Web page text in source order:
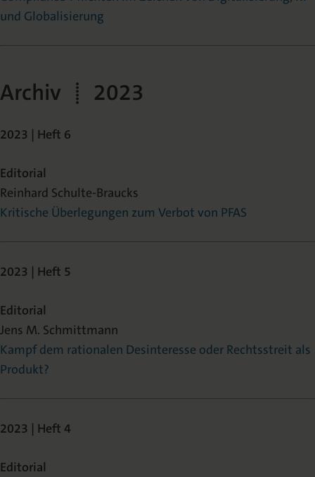
und Globalisierung
Archiv | 2023
2023 | Heft 6
Editorial
Reinhard Schulte-Braucks
Kritische Überlegungen zum Verbot von PFAS
2023 | Heft 5
Editorial
Jens M. Schmittmann
Kampf dem rationalen Desinteresse oder Rechtsstreit als
Produkt?
2023 | Heft 4
Editorial